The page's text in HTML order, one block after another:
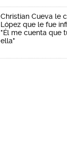
Christian Cueva le
López que le fue
"Él me cuenta que
ella"